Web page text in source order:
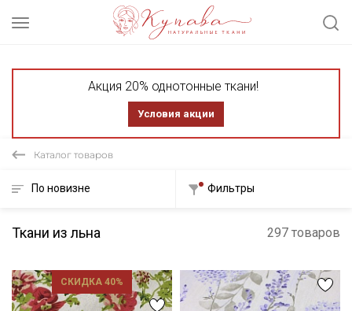
Акция 20% однотонные ткани!
Условия акции
Каталог товаров
По новизне Фильтры
Ткани из льна 297 товаров
СКИДКА 40%